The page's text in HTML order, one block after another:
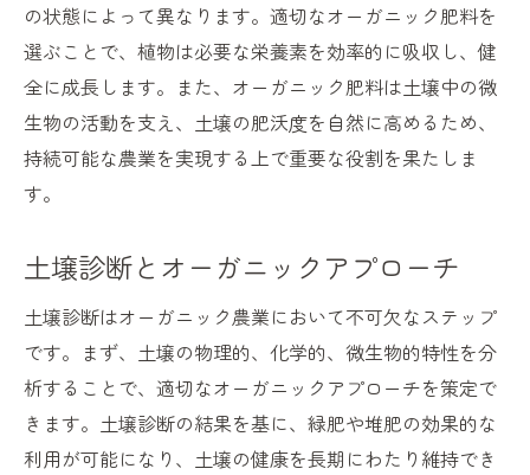
の状態によって異なります。適切なオーガニック肥料を
選ぶことで、植物は必要な栄養素を効率的に吸収し、健
全に成長します。また、オーガニック肥料は土壌中の微
生物の活動を支え、土壌の肥沃度を自然に高めるため、
持続可能な農業を実現する上で重要な役割を果たしま
す。
土壌診断とオーガニックアプローチ
土壌診断はオーガニック農業において不可欠なステップ
です。まず、土壌の物理的、化学的、微生物的特性を分
析することで、適切なオーガニックアプローチを策定で
きます。土壌診断の結果を基に、緑肥や堆肥の効果的な
利用が可能になり、土壌の健康を長期にわたり維持でき